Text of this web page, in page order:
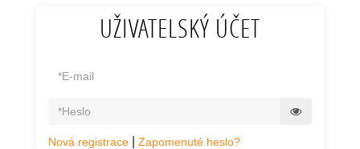
UŽIVATELSKÝ ÚČET
Nová registrace Zapomenuté heslo?